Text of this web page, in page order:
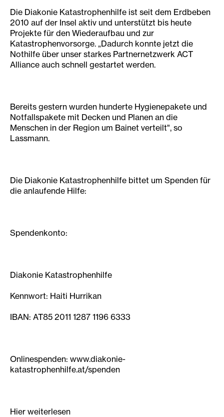
Die Diakonie Katastrophenhilfe ist seit dem Erdbeben
2010 auf der Insel aktiv und unterstützt bis heute
Projekte für den Wiederaufbau und zur
Katastrophenvorsorge. „Dadurch konnte jetzt die
Nothilfe über unser starkes Partnernetzwerk ACT
Alliance auch schnell gestartet werden.
Bereits gestern wurden hunderte Hygienepakete und
Notfallspakete mit Decken und Planen an die
Menschen in der Region um Bainet verteilt", so
Lassmann.
Die Diakonie Katastrophenhilfe bittet um Spenden für
die anlaufende Hilfe:
Spendenkonto:
Diakonie Katastrophenhilfe
Kennwort: Haiti Hurrikan
IBAN: AT85 2011 1287 1196 6333
Onlinespenden: www.diakonie-
katastrophenhilfe.at/spenden
Hier weiterlesen